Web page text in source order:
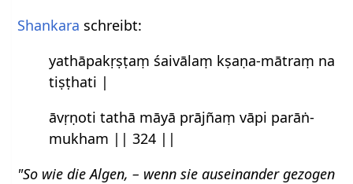
Shankara schreibt:
yathāpakṛṣṭaṃ śaivālaṃ kṣaṇa-mātraṃ na
tiṣṭhati |
āvṛṇoti tathā māyā prājñaṃ vāpi parāṅ-
mukham || 324 ||
"So wie die Algen, – wenn sie auseinander gezogen